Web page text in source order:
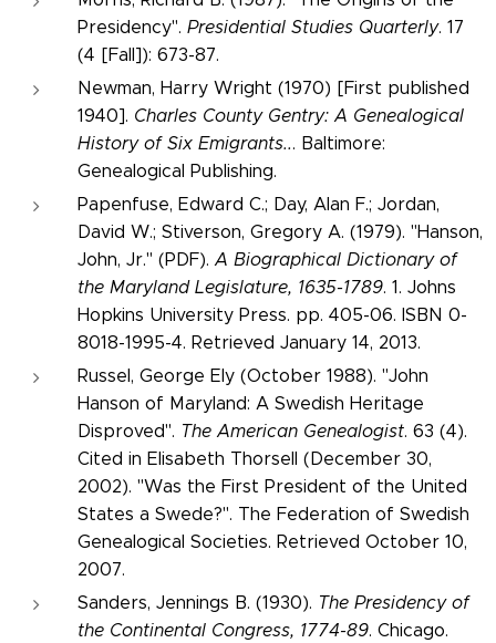
Presidency". Presidential Studies Quarterly. 17
(4 [Fall]): 673-87.
Newman, Harry Wright (1970) [First published
1940]. Charles County Gentry: A Genealogical
History of Six Emigrants... Baltimore:
Genealogical Publishing.
Papenfuse, Edward C.; Day, Alan F.; Jordan,
David W.; Stiverson, Gregory A. (1979). "Hanson,
John, Jr." (PDF).A Biographical Dictionary of
the Maryland Legislature, 1635-1789. 1. Johns
Hopkins University Press. pp. 405-06. ISBN 0-
8018-1995-4. Retrieved January 14, 2013.
Russel, George Ely (October 1988). "John
Hanson of Maryland: A Swedish Heritage
Disproved". The American Genealogist. 63 (4).
Cited in Elisabeth Thorsell (December 30,
2002). "Was the First President of the United
States a Swede?". The Federation of Swedish
Genealogical Societies. Retrieved October 10,
2007.
Sanders, Jennings B. (1930). The Presidency of
the Continental Congress, 1774-89. Chicago.